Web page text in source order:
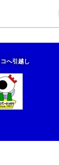
へ引越し